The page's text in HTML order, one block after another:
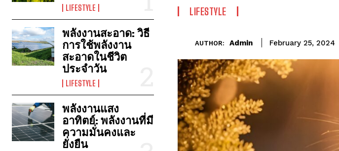
LIFESTYLE
พลังงานสะอาด: วิธี
การใช้พลังงาน
สะอาดในชีวิต
ประจำวัน
LIFESTYLE
พลังงานแสง
อาทิตย์: พลังงานที่มี
ความมั่นคงและ
ยั่งยืน
LIFESTYLE
AUTHOR: Admin February 25, 2024